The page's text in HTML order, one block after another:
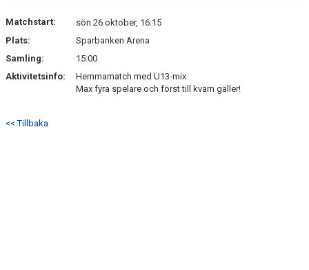
BÖRJA SPELA HOCKEY!
Matchstart:
sön 26 oktober, 16:15
Plats:
Sparbanken Arena
Samling:
15:00
Aktivitetsinfo:
Hemmamatch med U13-mix
Max fyra spelare och först till kvarn gäller!
<< Tillbaka